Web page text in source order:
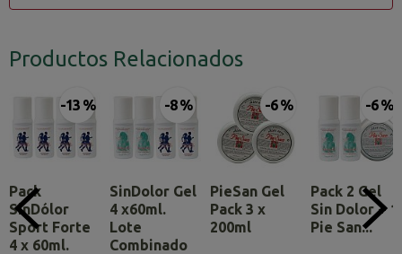
Productos Relacionados
-13 %
Pack
SinDólor
Sport Forte
4 x 60ml.
-8 %
SinDolor Gel
4 x60ml.
Lote
Combinado
-6 %
PieSan Gel
Pack 3 x
200ml
-6 %
Pack 2 Gel
Sin Dolor + 1
Pie San...